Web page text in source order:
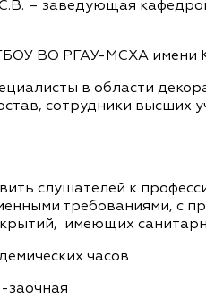
– заведующая
ВО РГАУ-МСХА имени
в области
сотрудники высших
слушателей к
требованиями, с
имеющих
часов
заочная